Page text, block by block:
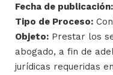
Fecha de publicación:
Tipo de Proceso:
Objeto: Prestar los
abogado, a fin de
jurídicas requeridas